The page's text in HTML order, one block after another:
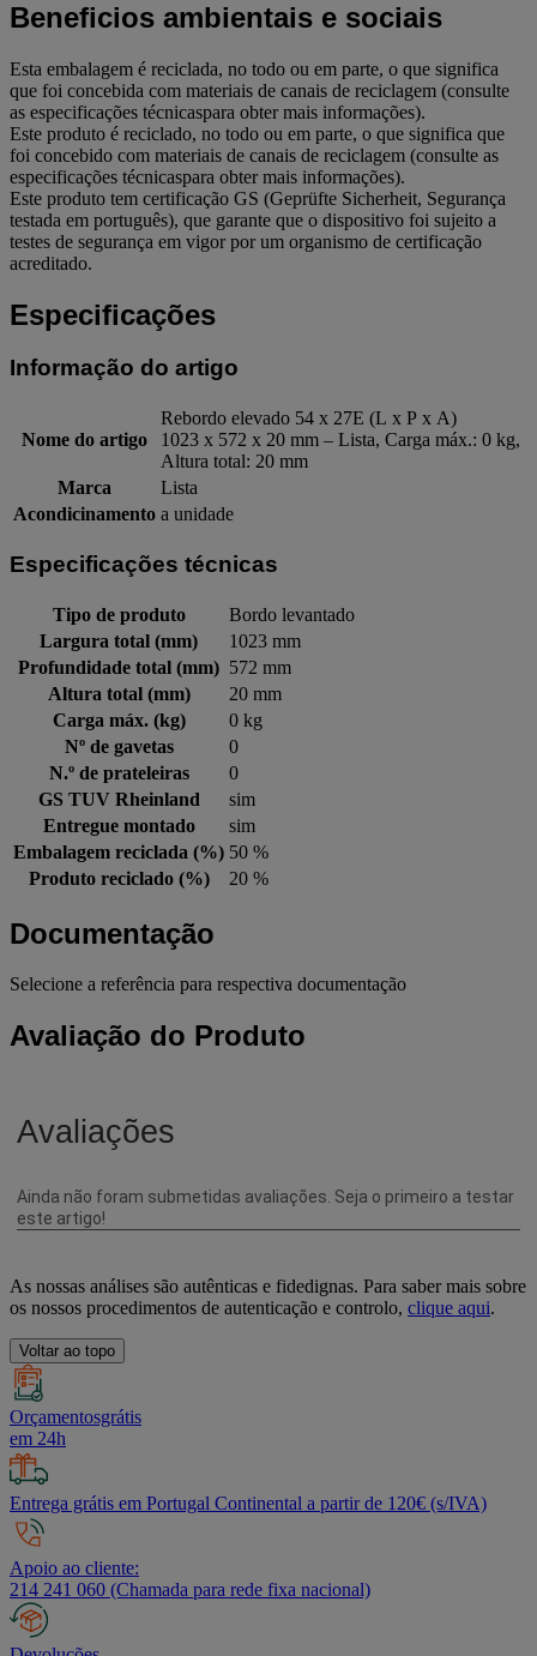
Beneficios ambientais e sociais
Esta embalagem é reciclada, no todo ou em parte, o que significa
que foi concebida com materiais de canais de reciclagem (consulte
as especificações técnicaspara obter mais informações).
Este produto é reciclado, no todo ou em parte, o que significa que
foi concebido com materiais de canais de reciclagem (consulte as
especificações técnicaspara obter mais informações).
Este produto tem certificação GS (Geprüfte Sicherheit, Segurança
testada em português), que garante que o dispositivo foi sujeito a
testes de segurança em vigor por um organismo de certificação
acreditado.
Especificações
Informação do artigo
Nome do artigo
Rebordo elevado 54 x 27E (L x P x A)
1023 x 572 x 20 mm – Lista, Carga máx.: 0 kg,
Altura total: 20 mm
Marca
Lista
Acondicinamento a unidade
Especificações técnicas
Tipo de produto
Bordo levantado
Largura total (mm)
1023 mm
Profundidade total (mm) 572 mm
Altura total (mm)
20 mm
Carga máx. (kg)
0 kg
Nº de gavetas
0
N.º de prateleiras
0
GS TUV Rheinland
sim
Entregue montado
sim
Embalagem reciclada (%) 50 %
Produto reciclado (%)
20 %
Documentação
Selecione a referência para respectiva documentação
Avaliação do Produto
As nossas análises são autênticas e fidedignas. Para saber mais sobre
os nossos procedimentos de autenticação e controlo, clique aqui.
Voltar ao topo
Orçamentosgrátis
em 24h
Entrega grátis em Portugal Continental a partir de 120€ (s/IVA)
Apoio ao cliente:
214 241 060 (Chamada para rede fixa nacional)